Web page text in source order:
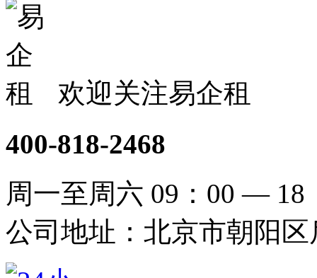
欢迎关注易企租
400-818-2468
周一至周六 09：00 — 18
公司地址：北京市朝阳